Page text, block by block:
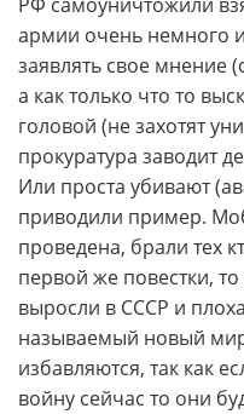
армии очень немного
заявлять свое мнение
а как только что то
головой (не захотят
прокуратура заводит
Или проста убивают
приводили пример.
проведена, брали тех
первой же повестки,
выросли в СССР и
называемый новый
избавляются, так как
войну сейчас то они